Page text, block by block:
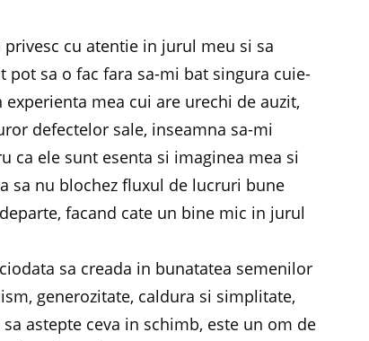
cu atentie in jurul meu si sa
pot sa o fac fara sa-mi bat singura cuie-
mea cui are urechi de auzit,
defectelor sale, inseamna sa-mi
ele sunt esenta si imaginea mea si
sa nu blochez fluxul de lucruri bune
facand cate un bine mic in jurul
sa creada in bunatatea semenilor
generozitate, caldura si simplitate,
astepte ceva in schimb, este un om de